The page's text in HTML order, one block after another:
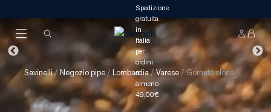
Savinelli/ Negozio pipe/Lombardia/Varese /Gornate olona